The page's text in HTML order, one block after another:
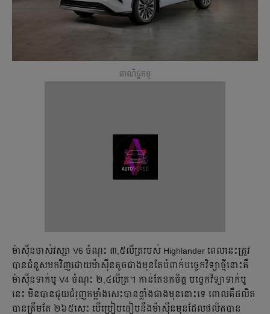
ពាណិជ្ជកម្ម
ម៉ាស៊ីនចាស់​វស្សា V6 ចំណុះ ៣,៥លីត្ររបស់ Highlander ពេលនេះ​ត្រូវ
បាន​ជំនួសមកវិញ​ដោយ​ម៉ាស៊ីនតូចជាងមុនតែបំពាក់​បច្ចេកវិទ្យាថ្មីនោះគឺ
ម៉ាស៊ីនទាក់បូ V4 ចំណុះ ២,៤លីត្រ។ កាន់តែខកចិត្ត បច្ចេកវិទ្យា​ទាក់បូ
នេះ មិនបាន​ជួយ​ជំរុញ​កម្លាំងសេះបានខ្លាំងជាងមុននោះទេ ពោលគឺ​ផលិត
បាន​ត្រឹមតែ ២៦៥សេះ បើប្រៀបធៀបនឹង​ម៉ាស៊ីនមុនដែល​ផលិត​បាន